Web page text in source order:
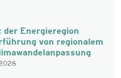
Energieregion
von regionalem